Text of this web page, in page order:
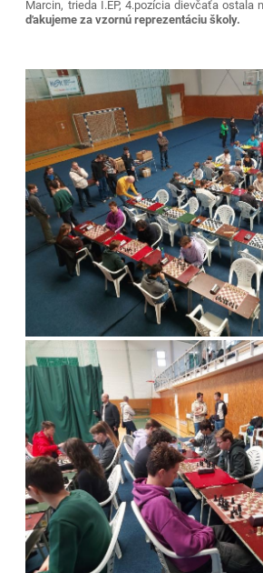
Marcin, trieda I.EP, 4.pozíciadievčaťa ostala
ďakujeme za vzornú reprezentáciu školy.